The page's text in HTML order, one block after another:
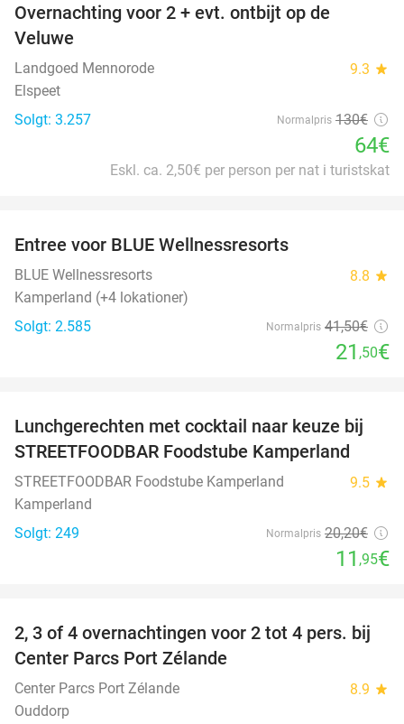
Overnachting voor 2 + evt. ontbijt op de
Veluwe
Landgoed Mennorode 9.3 star
Elspeet
Solgt: 3.257
Normalpris 130€
64€
Eskl. ca. 2,50€ per person per nat i turistskat
Entree voor BLUE Wellnessresorts
BLUE Wellnessresorts 8.8 star
Kamperland (+4 lokationer)
Solgt: 2.585
Normalpris 41,50€
21 ,50€
41%
Lunchgerechten met cocktail naar keuze bij
STREETFOODBAR Foodstube Kamperland
STREETFOODBAR Foodstube Kamperland 9.5 star
Kamperland
Solgt: 249
Normalpris 20,20€
11 ,95€
17%
2, 3 of 4 overnachtingen voor 2 tot 4 pers. bij
Center Parcs Port Zélande
Center Parcs Port Zélande 8.9 star
Ouddorp